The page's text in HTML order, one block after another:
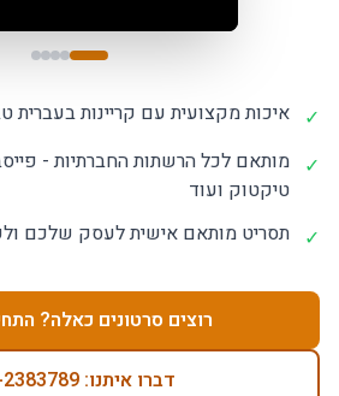
✓ איכות מקצועית עם קריינות בעברית
✓ מותאם לכל הרשתות החברתיות -
טיקטוק ועוד
✓ תסריט מותאם אישית לעסק שלכם
רוצים סרטונים כאלה?
דברו איתנו: 054-2383789